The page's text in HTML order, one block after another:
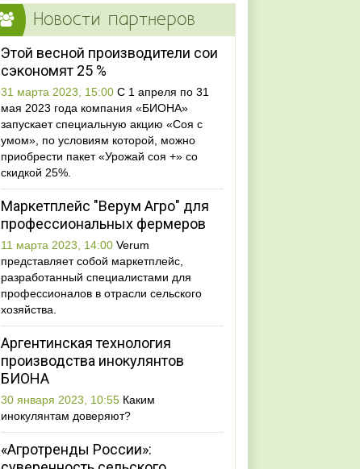
Новости партнеров
Этой весной производители сои
сэкономят 25 %
31 марта 2023, 15:00С 1 апреля по 31
мая 2023 года компания «БИОНА»
запускает специальную акцию «Соя с
умом», по условиям которой, можно
приобрести пакет «Урожай соя +» со
скидкой 25%.
Маркетплейс "Верум Агро" для
профессиональных фермеров
11 марта 2023, 14:00Verum
представляет собой маркетплейс,
разработанный специалистами для
профессионалов в отрасли сельского
хозяйства.
Аргентинская технология
производства инокулянтов
БИОНА
30 января 2023, 10:55 Каким
инокулянтам доверяют?
«Агротренды России»: